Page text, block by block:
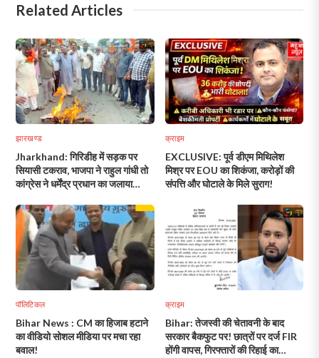
Related Articles
झारखण्ड
Jharkhand: गिरिडीह में सड़क पर
सियासी टकराव, भाजपा ने राहुल गांधी तो
कांग्रेस ने धर्मेंद्र प्रधान का जलाया
क्राइम
EXCLUSIVE: पूर्व डीएम मिथिलेश
मिश्र पर EOU का शिकंजा, करोड़ों की
संपत्ति और घोटाले के मिले सुराग!
पॉलिटिकल
Bihar News : CM का हिजाब हटाने
का वीडियो सोशल मीडिया पर मचा रहा
बवाल!
क्राइम
Bihar: तेजस्वी की चेतावनी के बाद
सरकार बैकफुट पर! छात्रों पर दर्ज FIR
होंगी वापस, गिरफ्तारों की रिहाई का